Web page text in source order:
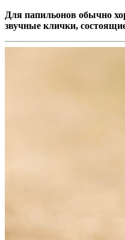
Для папильонов обычно
звучные клички,